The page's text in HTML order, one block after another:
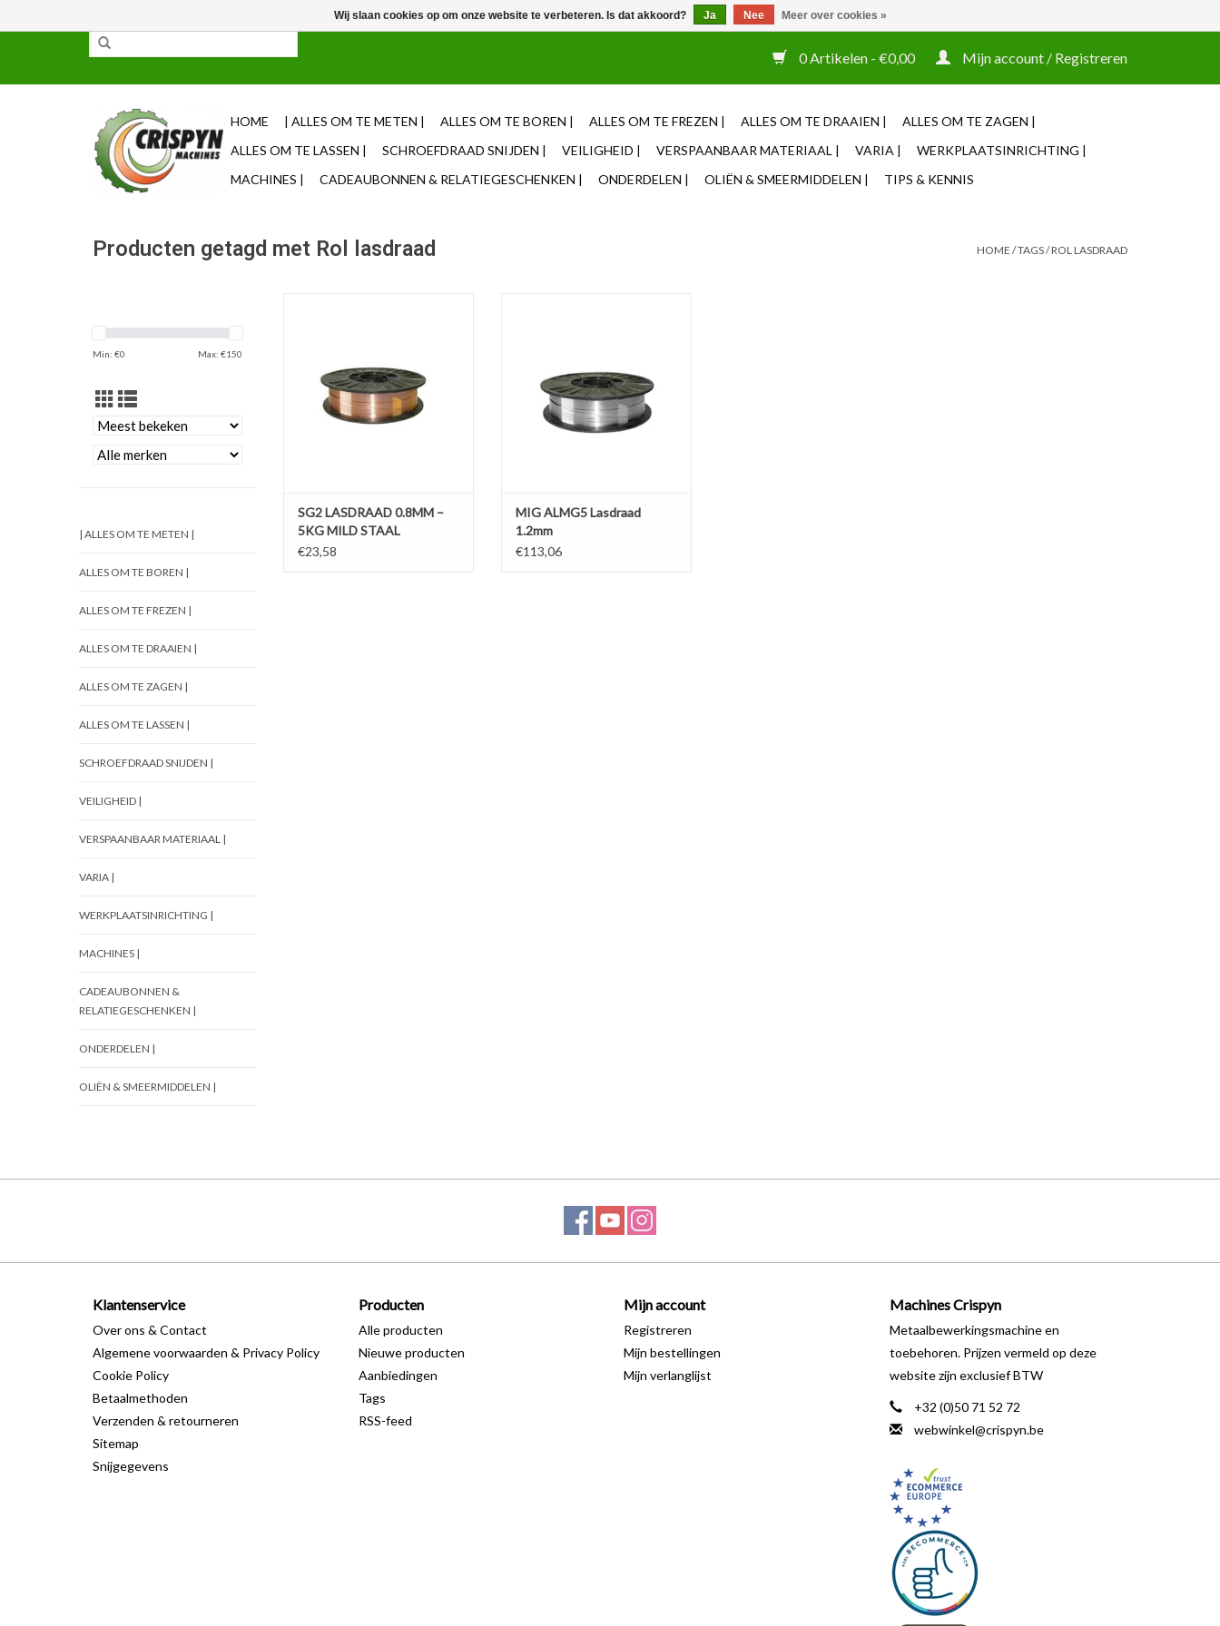
0 Artikelen - €0,00 Mijn account / Registreren
HOME | ALLES OM TE METEN | ALLES OM TE BOREN | ALLES OM TE FREZEN | ALLES OM TE DRAAIEN |
ALLES OM TE ZAGEN |
ALLES OM TE LASSEN |
SCHROEFDRAAD SNIJDEN | VEILIGHEID | VERSPAANBAAR MATERIAAL | VARIA |
WERKPLAATSINRICHTING |
MACHINES |
CADEAUBONNEN & RELATIEGESCHENKEN | ONDERDELEN | OLIËN & SMEERMIDDELEN | TIPS & KENNIS
Producten getagd met Rol lasdraad HOME /TAGS/ROL LASDRAAD
Min: €0 Max: €150
| ALLES OM TE METEN |
ALLES OM TE BOREN |
ALLES OM TE FREZEN |
ALLES OM TE DRAAIEN |
ALLES OM TE ZAGEN |
ALLES OM TE LASSEN |
SCHROEFDRAAD SNIJDEN |
VEILIGHEID |
VERSPAANBAAR MATERIAAL |
VARIA |
WERKPLAATSINRICHTING |
MACHINES |
CADEAUBONNEN &
RELATIEGESCHENKEN |
ONDERDELEN |
OLIËN & SMEERMIDDELEN |
SG2 LASDRAAD 0.8MM –
5KG MILD STAAL
€23,58
MIG ALMG5 Lasdraad
1.2mm
€113,06
Klantenservice
Over ons & Contact
Algemene voorwaarden & Privacy Policy
Cookie Policy
Betaalmethoden
Verzenden & retourneren
Sitemap
Snijgegevens
Producten
Alle producten
Nieuwe producten
Aanbiedingen
Tags
RSS-feed
Mijn account
Registreren
Mijn bestellingen
Mijn verlanglijst
Machines Crispyn
Metaalbewerkingsmachine en
toebehoren. Prijzen vermeld op deze
website zijn exclusief BTW
+32 (0)50 71 52 72
webwinkel@crispyn.be
Wij slaan cookies op om onze website te verbeteren. Is dat akkoord? Ja Nee Meer over cookies »
✓ 85% uit voorraad leverbaar ✓ Op werkdagen voor 12u besteld, zelfde dag verzonden ✓ Eigen adviseurs ✓ Naast tooling ook machines Zakelijke login mogelijk